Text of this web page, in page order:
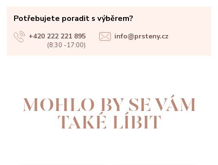
Potřebujete poradit s výběrem?
+420 222 221 895
(8:30 -17:00)
info@prsteny.cz
MOHLO BY SE VÁM
TAKÉ LÍBIT